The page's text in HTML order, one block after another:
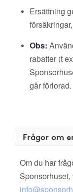
Ersättning
Obs:
rabatter (t
går förlorad.
Frågor om
Om du har